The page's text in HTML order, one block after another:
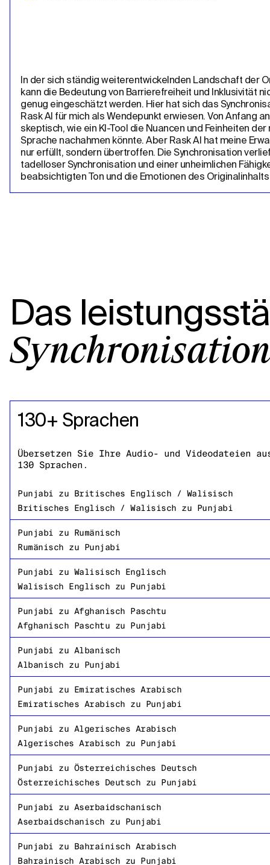
In der sich ständig weiterentwickelnden Landschaft der
kann die Bedeutung von Barrierefreiheit und Inklusivität
genug eingeschätzt werden. Hier hat sich das
Rask AI für mich als Wendepunkt erwiesen. Von Anfang
skeptisch, wie ein KI-Tool die Nuancen und Feinheiten
Sprache nachahmen könnte. Aber Rask AI hat meine
nur erfüllt, sondern übertroffen. Die Synchronisation
tadelloser Synchronisation und einer unheimlichen
beabsichtigten Ton und die Emotionen des
Das
130+ Sprachen
Übersetzen Sie Ihre Audio- und Videodateien
130 Sprachen.
Punjabi zu Britisches Englisch / Walisisch
Britisches Englisch / Walisisch zu Punjabi
Punjabi zu Rumänisch
Rumänisch zu Punjabi
Punjabi zu Walisisch Englisch
Walisisch Englisch zu Punjabi
Punjabi zu Afghanisch Paschtu
Afghanisch Paschtu zu Punjabi
Punjabi zu Albanisch
Albanisch zu Punjabi
Punjabi zu Emiratisches Arabisch
Emiratisches Arabisch zu Punjabi
Punjabi zu Algerisches Arabisch
Algerisches Arabisch zu Punjabi
Punjabi zu Österreichisches Deutsch
Österreichisches Deutsch zu Punjabi
Punjabi zu Aserbaidschanisch
Aserbaidschanisch zu Punjabi
Punjabi zu Bahrainisch Arabisch
Bahrainisch Arabisch zu Punjabi